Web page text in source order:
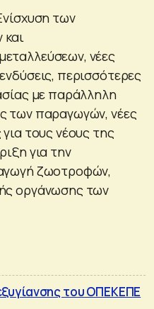
των
νέες
περισσότερες
με παράλληλη
των παραγωγών, νέες
τους νέους της
για την
ζωοτροφών,
οργάνωσης των
του ΟΠΕΚΕΠΕ